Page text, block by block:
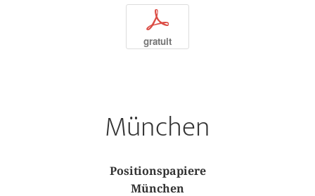
p
gratuit
München
Positionspapiere
München